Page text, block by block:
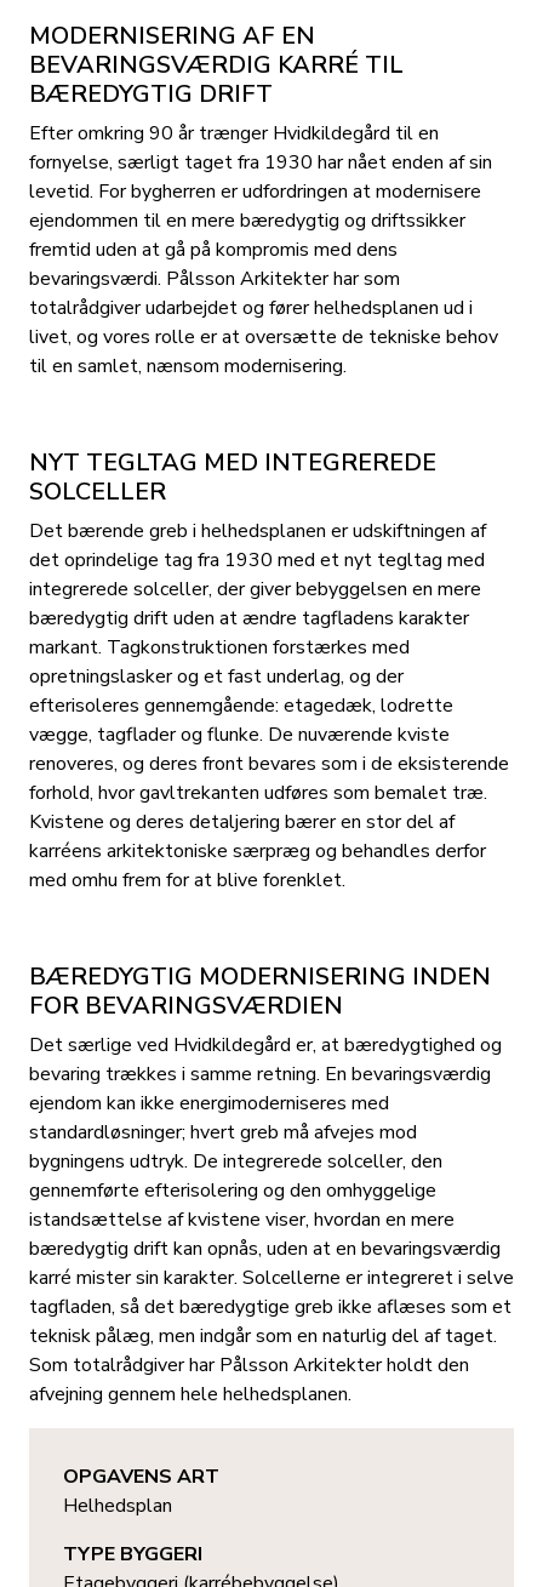
MODERNISERING AF EN
BEVARINGSVÆRDIG KARRÉ TIL
BÆREDYGTIG DRIFT
Efter omkring 90 år trænger Hvidkildegård til en
fornyelse, særligt taget fra 1930 har nået enden af sin
levetid. For bygherren er udfordringen at modernisere
ejendommen til en mere bæredygtig og driftssikker
fremtid uden at gå på kompromis med dens
bevaringsværdi. Pålsson Arkitekter har som
totalrådgiver udarbejdet og fører helhedsplanen ud i
livet, og vores rolle er at oversætte de tekniske behov
til en samlet, nænsom modernisering.
NYT TEGLTAG MED INTEGREREDE
SOLCELLER
Det bærende greb i helhedsplanen er udskiftningen af
det oprindelige tag fra 1930 med et nyt tegltag med
integrerede solceller, der giver bebyggelsen en mere
bæredygtig drift uden at ændre tagfladens karakter
markant. Tagkonstruktionen forstærkes med
opretningslasker og et fast underlag, og der
efterisoleres gennemgående: etagedæk, lodrette
vægge, tagflader og flunke. De nuværende kviste
renoveres, og deres front bevares som i de eksisterende
forhold, hvor gavltrekanten udføres som bemalet træ.
Kvistene og deres detaljering bærer en stor del af
karréens arkitektoniske særpræg og behandles derfor
med omhu frem for at blive forenklet.
BÆREDYGTIG MODERNISERING INDEN
FOR BEVARINGSVÆRDIEN
Det særlige ved Hvidkildegård er, at bæredygtighed og
bevaring trækkes i samme retning. En bevaringsværdig
ejendom kan ikke energimoderniseres med
standardløsninger; hvert greb må afvejes mod
bygningens udtryk. De integrerede solceller, den
gennemførte efterisolering og den omhyggelige
istandsættelse af kvistene viser, hvordan en mere
bæredygtig drift kan opnås, uden at en bevaringsværdig
karré mister sin karakter. Solcellerne er integreret i selve
tagfladen, så det bæredygtige greb ikke aflæses som et
teknisk pålæg, men indgår som en naturlig del af taget.
Som totalrådgiver har Pålsson Arkitekter holdt den
afvejning gennem hele helhedsplanen.
OPGAVENS ART
Helhedsplan
TYPE BYGGERI